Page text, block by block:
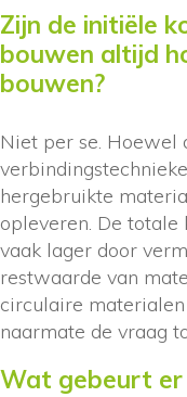
Zijn de initiële
bouwen altijd
bouwen?
Niet per se. Hoewel
hergebruikte
opleveren. De totale
vaak lager door
restwaarde van
circulaire
naarmate de vraag
Wat gebeurt er